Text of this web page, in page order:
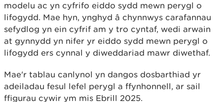
modelu ac yn cyfrifo eiddo sydd mewn perygl o
lifogydd. Mae hyn, ynghyd â chynnwys carafannau
sefydlog yn ein cyfrif am y tro cyntaf, wedi arwain
at gynnydd yn nifer yr eiddo sydd mewn perygl o
lifogydd ers cynnal y diweddariad mawr diwethaf.
Mae'r tablau canlynol yn dangos dosbarthiad yr
adeiladau fesul lefel perygl a ffynhonnell, ar sail
ffigurau cywir ym mis Ebrill 2025.